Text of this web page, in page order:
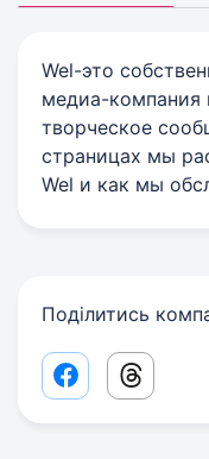
Wel-это
медиа-компания
творческое
страницах мы
Wel и как мы
Поділитись
Facebook share
Threads